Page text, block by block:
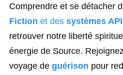
Comprendre et se détacher
Fiction et des systèmes
retrouver notre liberté
énergie de Source.
voyage de guérison pour